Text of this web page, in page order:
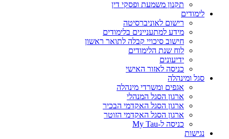
תקנון משמעת ופסקי דין
לימודים
רישום לאוניברסיטה
מידע למתעניינים בלימודים
חישוב סיכויי קבלה לתואר ראשון
לוח שנת הלימודים
ידיעונים
כניסה לאזור האישי
סגל ומינהלה
אגפים ומשרדי מינהלה
ארגון הסגל המנהלי
ארגון הסגל האקדמי הבכיר
ארגון הסגל האקדמי הזוטר
כניסה ל-My Tau
נגישות